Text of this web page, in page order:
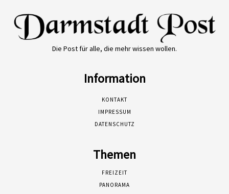
Die Post für alle, die mehr wissen wollen.
Information
KONTAKT
IMPRESSUM
DATENSCHUTZ
Themen
FREIZEIT
PANORAMA